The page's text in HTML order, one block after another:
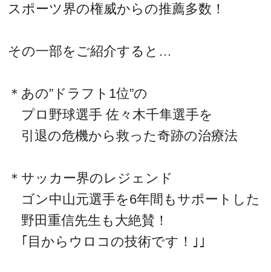
スポーツ界の権威からの推薦多数！
その一部をご紹介すると…
＊あの”ドラフト1位”の
プロ野球選手 佐々木千隼選手を
引退の危機から救った奇跡の治療法
＊サッカー界のレジェンド
ゴン中山元選手を6年間もサポートした
野田重信先生も大絶賛！
｢目からウロコの技術です！｣｣